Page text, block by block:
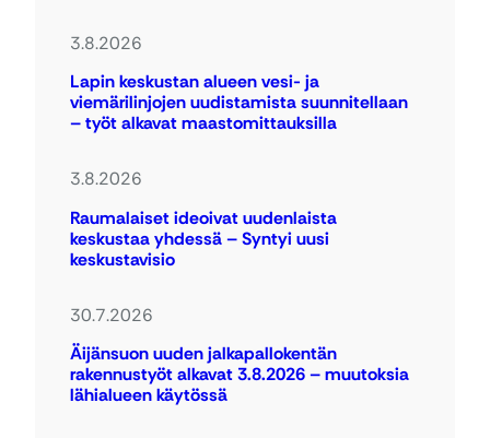
3.8.2026
Lapin keskustan alueen vesi- ja
viemärilinjojen uudistamista suunnitellaan
– työt alkavat maastomittauksilla
3.8.2026
Raumalaiset ideoivat uudenlaista
keskustaa yhdessä – Syntyi uusi
keskustavisio
30.7.2026
Äijänsuon uuden jalkapallokentän
rakennustyöt alkavat 3.8.2026 – muutoksia
lähialueen käytössä